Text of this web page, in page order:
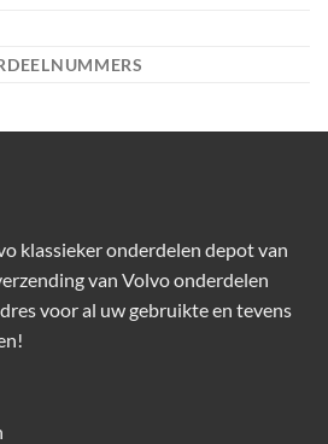
klassieker onderdelen depot van
van Volvo onderdelen
voor al uw gebruikte en tevens